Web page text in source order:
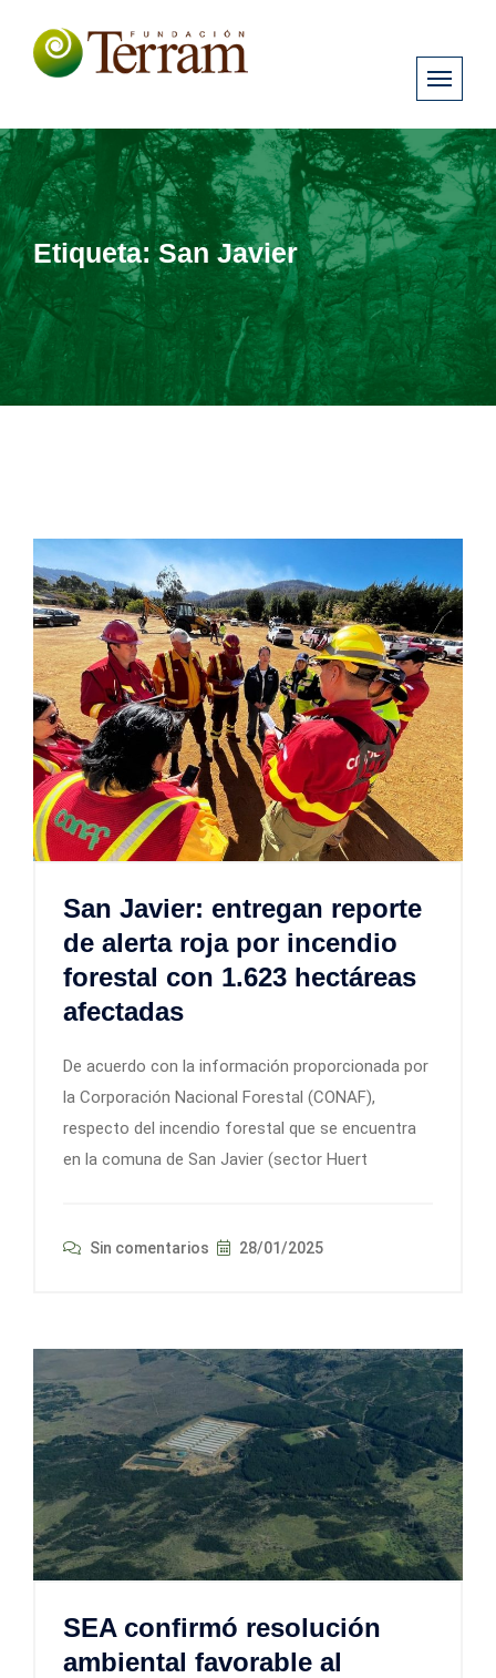
Etiqueta:San Javier
San Javier: entregan reporte
de alerta roja por incendio
forestal con 1.623 hectáreas
afectadas
De acuerdo con la información proporcionada por
la Corporación Nacional Forestal (CONAF),
respecto del incendio forestal que se encuentra
en la comuna de San Javier (sector Huert
Sin comentarios 28/01/2025
SEA confirmó resolución
ambiental favorable al